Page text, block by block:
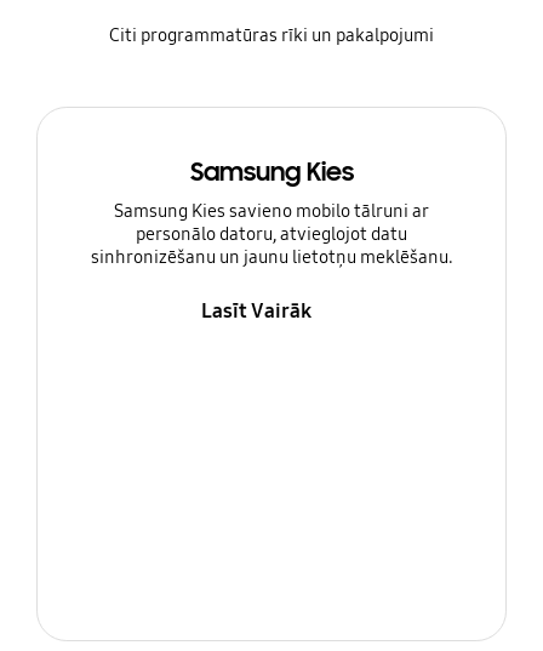
Citi programmatūras rīki un pakalpojumi
Samsung Kies
Samsung Kies savieno mobilo tālruni ar
personālo datoru, atvieglojot datu
sinhronizēšanu un jaunu lietotņu meklēšanu.
Lasīt Vairāk